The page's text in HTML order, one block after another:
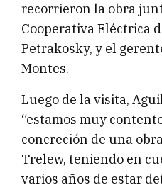
recorrieron la obra
Cooperativa Eléctrica
Petrakosky, y el
Montes.
Luego de la visita,
“estamos muy
concreción de una
Trelew, teniendo en
varios años de estar